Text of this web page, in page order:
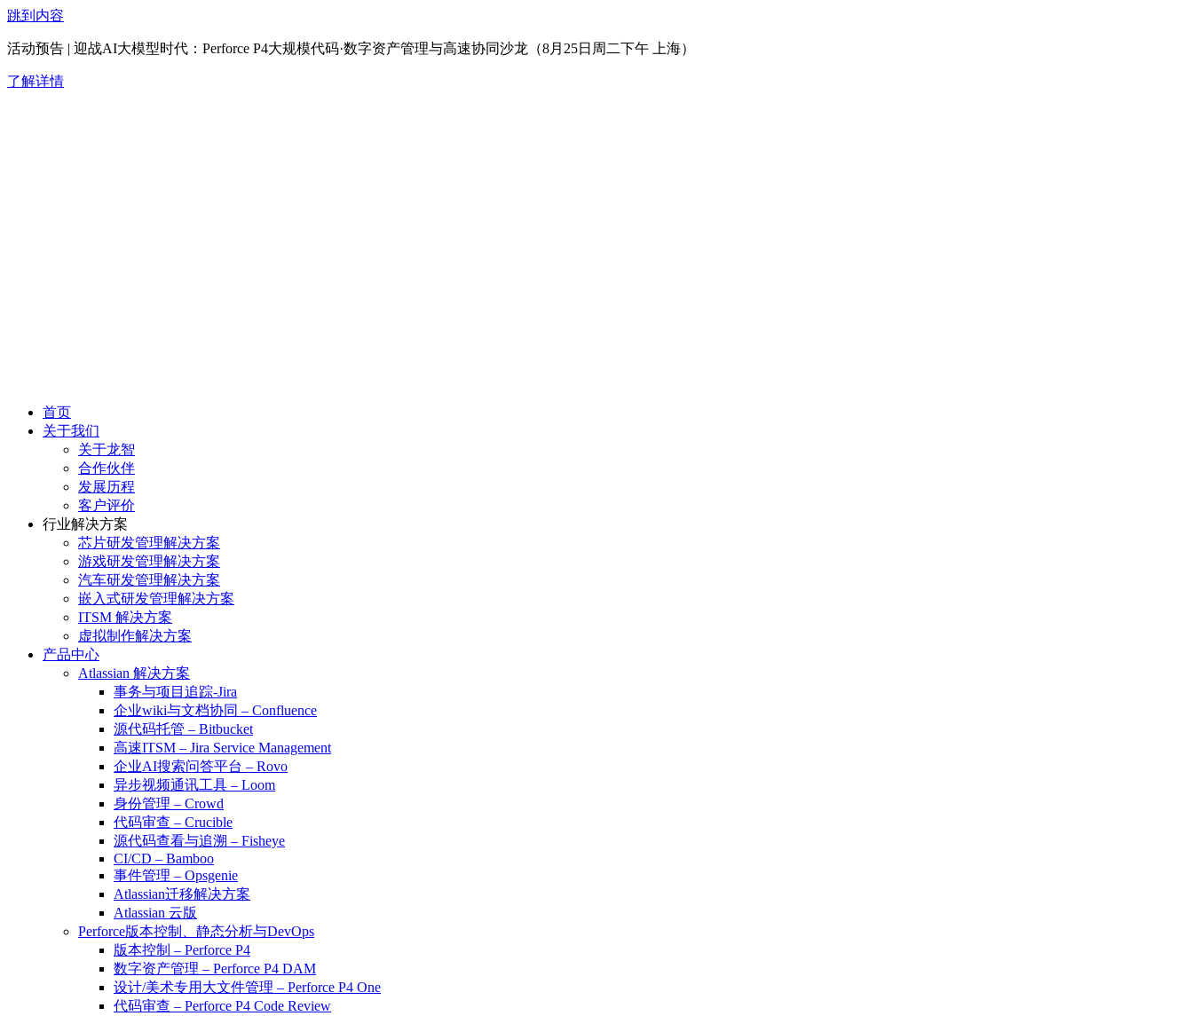
跳到内容
活动预告 | 迎战AI大模型时代：Perforce P4大规模代码·数字资产管理与高速协同沙龙（8月25日周二下午 上海）
了解详情
首页
关于我们
关于龙智
合作伙伴
发展历程
客户评价
行业解决方案
芯片研发管理解决方案
游戏研发管理解决方案
汽车研发管理解决方案
嵌入式研发管理解决方案
ITSM 解决方案
虚拟制作解决方案
产品中心
Atlassian 解决方案
事务与项目追踪-Jira
企业wiki与文档协同 – Confluence
源代码托管 – Bitbucket
高速ITSM – Jira Service Management
企业AI搜索问答平台 – Rovo
异步视频通讯工具 – Loom
身份管理 – Crowd
代码审查 – Crucible
源代码查看与追溯 – Fisheye
CI/CD – Bamboo
事件管理 – Opsgenie
Atlassian迁移解决方案
Atlassian 云版
Perforce版本控制、静态分析与DevOps
版本控制 – Perforce P4
数字资产管理 – Perforce P4 DAM
设计/美术专用大文件管理 – Perforce P4 One
代码审查 – Perforce P4 Code Review